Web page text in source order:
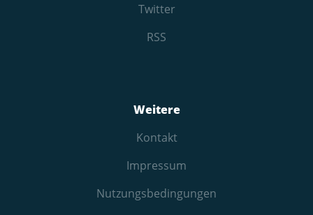
Twitter
RSS
Weitere
Kontakt
Impressum
Nutzungs­bedingungen